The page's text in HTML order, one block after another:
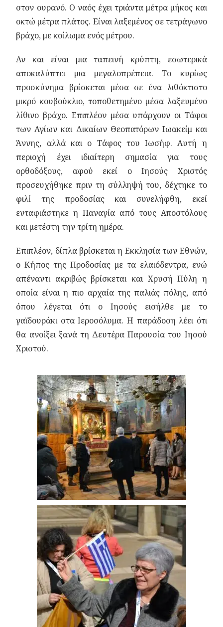
στον ουρανό. Ο ναός έχει τριάντα μέτρα μήκος και
οκτώ μέτρα πλάτος. Είναι λαξεμένος σε τετράγωνο
βράχο, με κοίλωμα ενός μέτρου.
Αν και είναι μια ταπεινή κρύπτη, εσωτερικά
αποκαλύπτει μια μεγαλοπρέπεια. Το κυρίως
προσκύνημα βρίσκεται μέσα σε ένα λιθόκτιστο
μικρό κουβούκλιο, τοποθετημένο μέσα λαξευμένο
λίθινο βράχο. Επιπλέον μέσα υπάρχουν οι Τάφοι
των Αγίων και Δικαίων Θεοπατόρων Ιωακείμ και
Άννης, αλλά και ο Τάφος του Ιωσήφ. Αυτή η
περιοχή έχει ιδιαίτερη σημασία για τους
ορθοδόξους, αφού εκεί ο Ιησούς Χριστός
προσευχήθηκε πριν τη σύλληψή του, δέχτηκε το
φιλί της προδοσίας και συνελήφθη, εκεί
ενταφιάστηκε η Παναγία από τους Αποστόλους
και μετέστη την τρίτη ημέρα.
Επιπλέον, δίπλα βρίσκεται η Εκκλησία των Εθνών,
ο Κήπος της Προδοσίας με τα ελαιόδεντρα, ενώ
απέναντι ακριβώς βρίσκεται και Χρυσή Πύλη η
οποία είναι η πιο αρχαία της παλιάς πόλης, από
όπου λέγεται ότι ο Ιησούς εισήλθε με το
γαϊδουράκι στα Ιεροσόλυμα. Η παράδοση λέει ότι
θα ανοίξει ξανά τη Δευτέρα Παρουσία του Ιησού
Χριστού.